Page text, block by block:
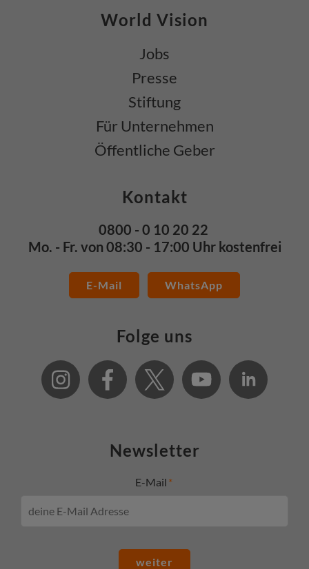
World Vision
Jobs
Presse
Stiftung
Für Unternehmen
Öffentliche Geber
Kontakt
0800 - 0 10 20 22
Mo. - Fr. von 08:30 - 17:00 Uhr kostenfrei
E-Mail WhatsApp
Folge uns
Newsletter
E-Mail
weiter